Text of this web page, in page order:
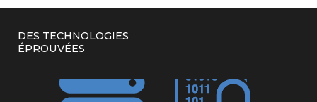
DES TECHNOLOGIES
ÉPROUVÉES